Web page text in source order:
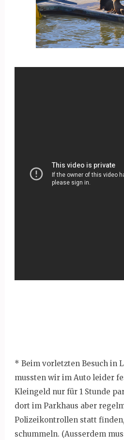
* Beim vorletzten Besuch in
mussten wir im Auto leider
Kleingeld nur für 1 Stunde
dort im Parkhaus aber
Polizeikontrollen statt
schummeln. (Ausserdem